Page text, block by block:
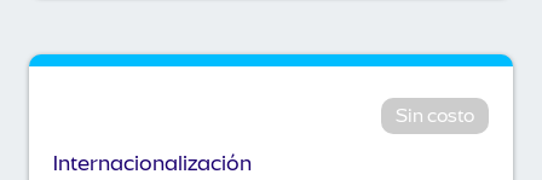
Sin costo
Internacionalización